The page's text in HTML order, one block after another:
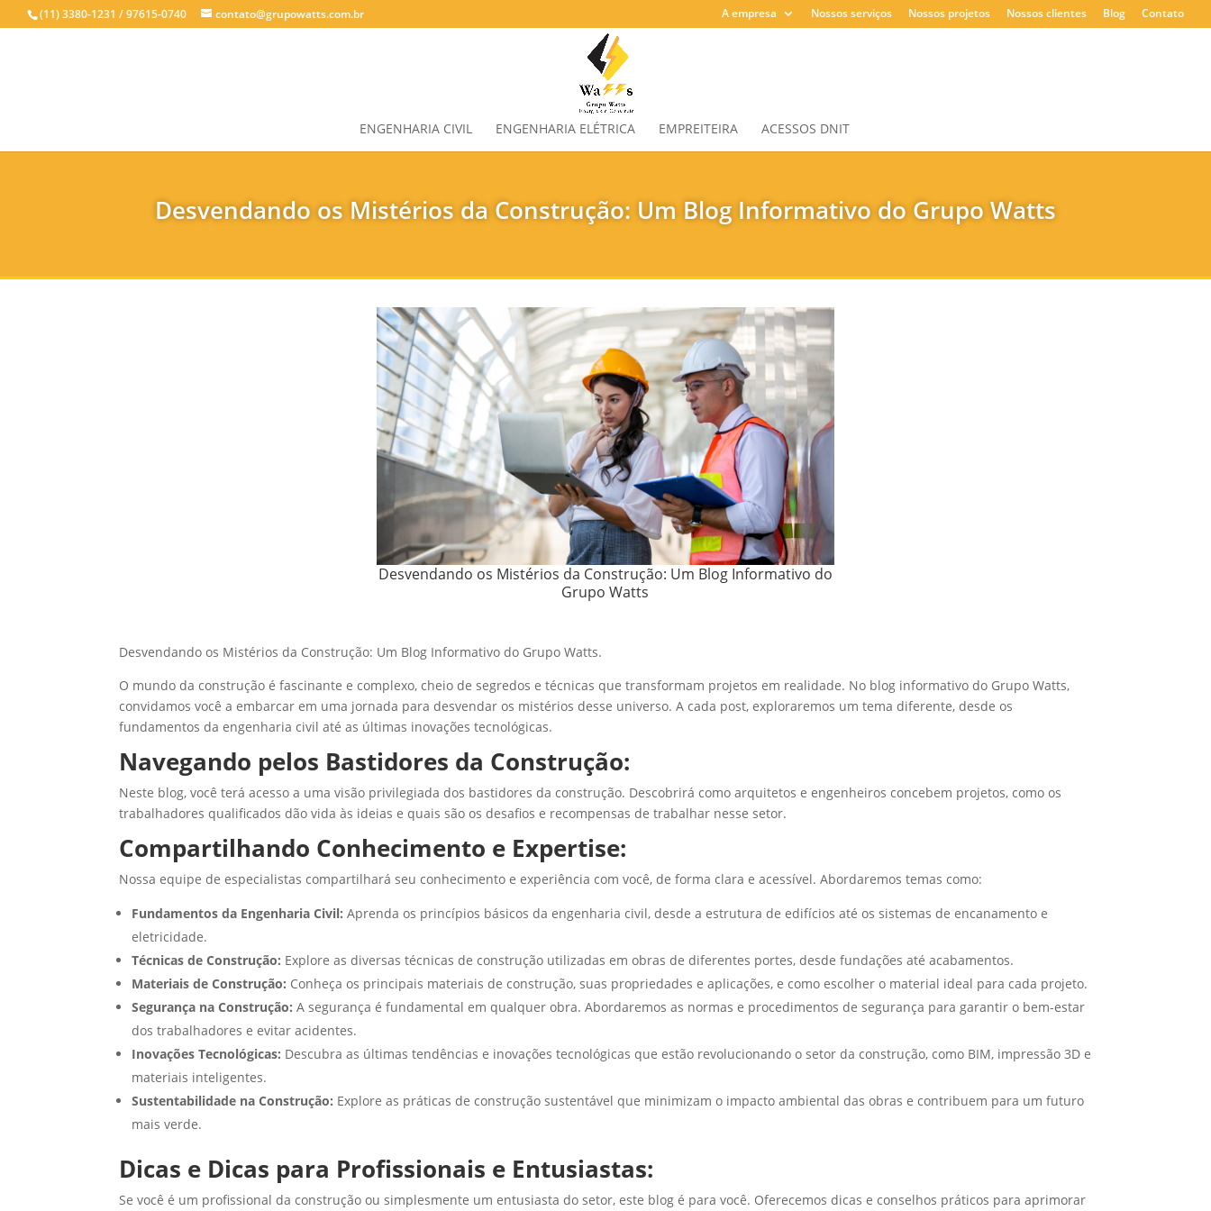
(11) 3380-1231 / 97615-0740 contato@grupowatts.com.br A empresa Nossos serviços Nossos projetos Nossos clientes Blog Contato
ENGENHARIA CIVIL ENGENHARIA ELÉTRICA EMPREITEIRA ACESSOS DNIT
Desvendando os Mistérios da Construção: Um Blog Informativo do Grupo Watts
Desvendando os Mistérios da Construção: Um Blog Informativo do
Grupo Watts
Desvendando os Mistérios da Construção: Um Blog Informativo do Grupo Watts.
O mundo da construção é fascinante e complexo, cheio de segredos e técnicas que transformam projetos em realidade. No blog informativo do Grupo Watts,
convidamos você a embarcar em uma jornada para desvendar os mistérios desse universo. A cada post, exploraremos um tema diferente, desde os
fundamentos da engenharia civil até as últimas inovações tecnológicas.
Navegando pelos Bastidores da Construção:
Neste blog, você terá acesso a uma visão privilegiada dos bastidores da construção. Descobrirá como arquitetos e engenheiros concebem projetos, como os
trabalhadores qualificados dão vida às ideias e quais são os desafios e recompensas de trabalhar nesse setor.
Compartilhando Conhecimento e Expertise:
Nossa equipe de especialistas compartilhará seu conhecimento e experiência com você, de forma clara e acessível. Abordaremos temas como:
Fundamentos da Engenharia Civil: Aprenda os princípios básicos da engenharia civil, desde a estrutura de edifícios até os sistemas de encanamento e
eletricidade.
Técnicas de Construção: Explore as diversas técnicas de construção utilizadas em obras de diferentes portes, desde fundações até acabamentos.
Materiais de Construção: Conheça os principais materiais de construção, suas propriedades e aplicações, e como escolher o material ideal para cada projeto.
Segurança na Construção: A segurança é fundamental em qualquer obra. Abordaremos as normas e procedimentos de segurança para garantir o bem-estar
dos trabalhadores e evitar acidentes.
Inovações Tecnológicas: Descubra as últimas tendências e inovações tecnológicas que estão revolucionando o setor da construção, como BIM, impressão 3D e
materiais inteligentes.
Sustentabilidade na Construção: Explore as práticas de construção sustentável que minimizam o impacto ambiental das obras e contribuem para um futuro
mais verde.
Dicas e Dicas para Profissionais e Entusiastas:
Se você é um profissional da construção ou simplesmente um entusiasta do setor, este blog é para você. Oferecemos dicas e conselhos práticos para aprimorar